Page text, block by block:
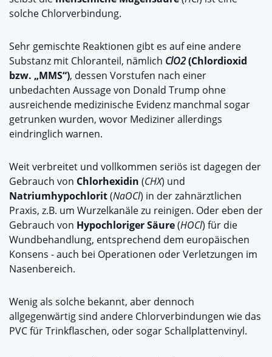
solche Chlorverbindung.
Sehr gemischte Reaktionen gibt es auf eine andere
Substanz mit Chloranteil, nämlich ClO2(Chlordioxid
bzw. „MMS“), dessen Vorstufen nach einer
unbedachten Aussage von Donald Trump ohne
ausreichende medizinische Evidenz manchmal sogar
getrunken wurden, wovor Mediziner allerdings
eindringlich warnen.
Weit verbreitet und vollkommen seriös ist dagegen der
Gebrauch von Chlorhexidin (CHX) und
Natriumhypochlorit(NaOCl) in der zahnärztlichen
Praxis, z.B. um Wurzelkanäle zu reinigen. Oder eben der
Gebrauch von Hypochloriger Säure(HOCl) für die
Wundbehandlung, entsprechend dem europäischen
Konsens - auch bei Operationen oder Verletzungen im
Nasenbereich.
Wenig als solche bekannt, aber dennoch
allgegenwärtig sind andere Chlorverbindungen wie das
PVC für Trinkflaschen, oder sogar Schallplattenvinyl.